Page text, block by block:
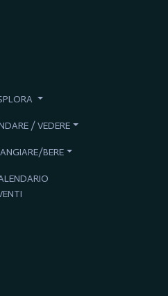
/ VEDERE
BERE